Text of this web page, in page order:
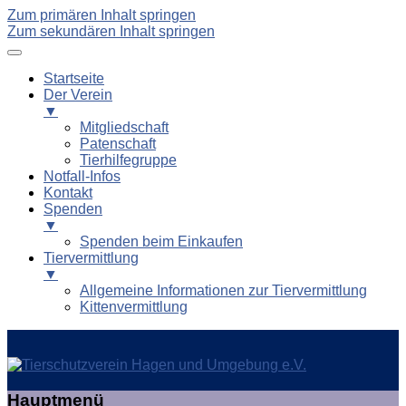
Zum primären Inhalt springen
Zum sekundären Inhalt springen
Startseite
Der Verein
▼
Mitgliedschaft
Patenschaft
Tierhilfegruppe
Notfall-Infos
Kontakt
Spenden
▼
Spenden beim Einkaufen
Tiervermittlung
▼
Allgemeine Informationen zur Tiervermittlung
Kittenvermittlung
Tierschutzverein Hagen und
Hauptmenü